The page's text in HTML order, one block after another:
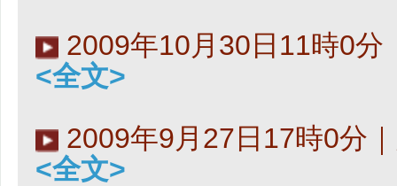
2009年10月30日11時0分
<全文>
2009年9月27日17時0分
<全文>